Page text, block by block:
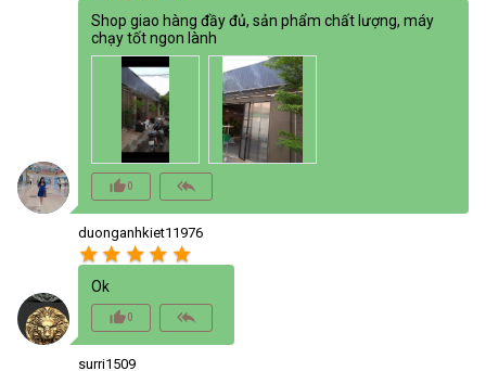
Shop giao hàng đầy đủ, sản phẩm chất lượng, máy
chạy tốt ngon lành
thumb_up_alt0 reply_all
duonganhkiet11976
star star star star star
Ok
thumb_up_alt0 reply_all
surri1509